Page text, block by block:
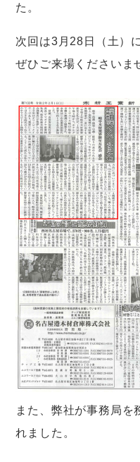
た。
次回は3月28日（土）
ぜひご来場くださいま
また、弊社が事務局を
れました。